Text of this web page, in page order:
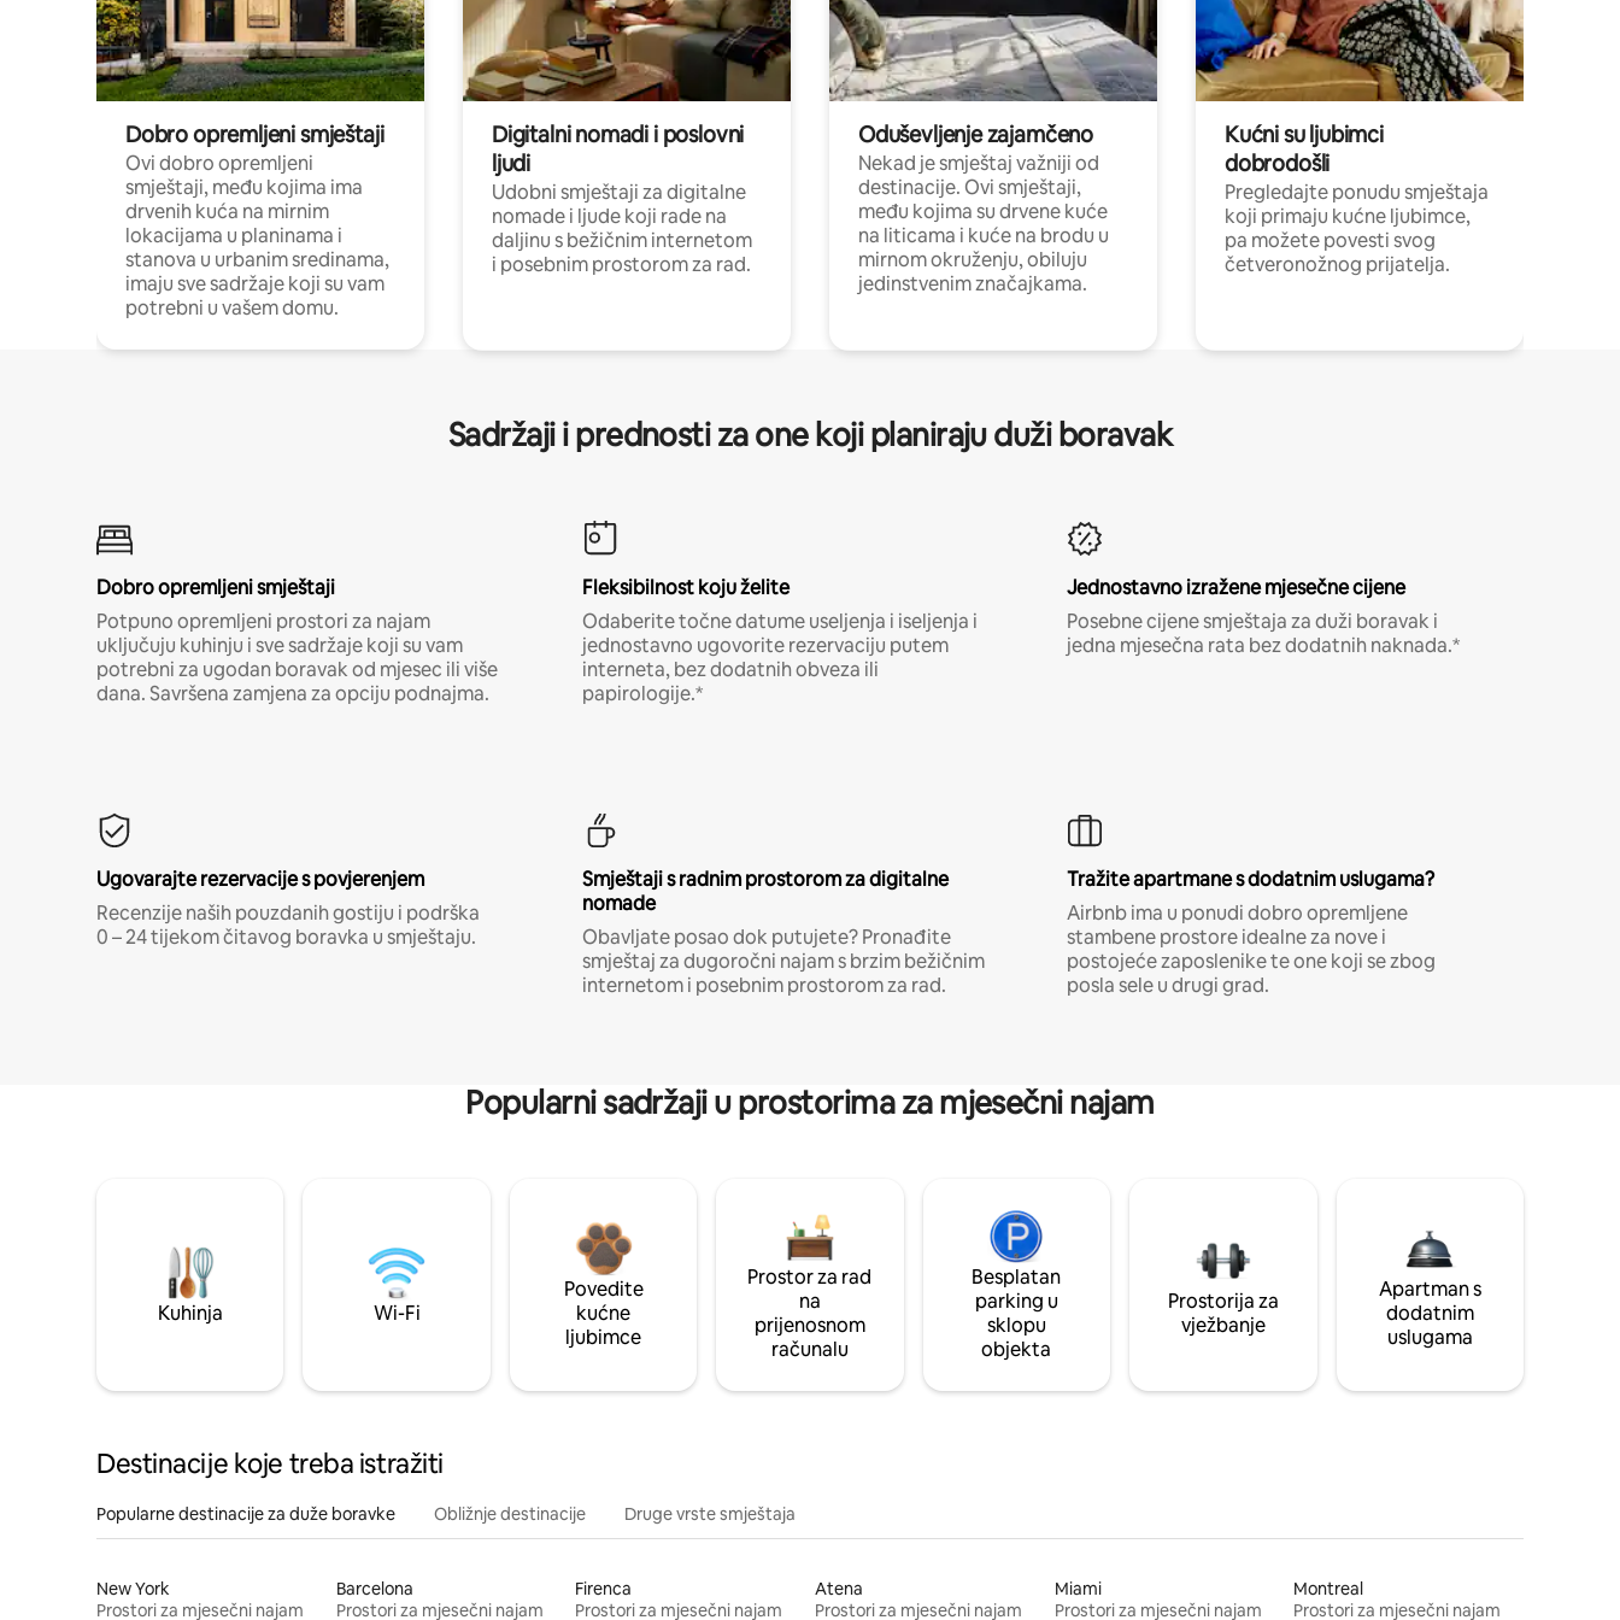
Dobro opremljeni smještaji
Ovi dobro opremljeni
smještaji, među kojima ima
drvenih kuća na mirnim
lokacijama u planinama i
stanova u urbanim sredinama,
imaju sve sadržaje koji su vam
potrebni u vašem domu.
Digitalni nomadi i poslovni
ljudi
Udobni smještaji za digitalne
nomade i ljude koji rade na
daljinu s bežičnim internetom
i posebnim prostorom za rad.
Oduševljenje zajamčeno
Nekad je smještaj važniji od
destinacije. Ovi smještaji,
među kojima su drvene kuće
na liticama i kuće na brodu u
mirnom okruženju, obiluju
jedinstvenim značajkama.
Kućni su ljubimci
dobrodošli
Pregledajte ponudu smještaja
koji primaju kućne ljubimce,
pa možete povesti svog
četveronožnog prijatelja.
Sadržaji i prednosti za one koji planiraju duži boravak
Dobro opremljeni smještaji
Potpuno opremljeni prostori za najam
uključuju kuhinju i sve sadržaje koji su vam
potrebni za ugodan boravak od mjesec ili više
dana. Savršena zamjena za opciju podnajma.
Fleksibilnost koju želite
Odaberite točne datume useljenja i iseljenja i
jednostavno ugovorite rezervaciju putem
interneta, bez dodatnih obveza ili
papirologije.*
Jednostavno izražene mjesečne cijene
Posebne cijene smještaja za duži boravak i
jedna mjesečna rata bez dodatnih naknada.*
Ugovarajte rezervacije s povjerenjem
Recenzije naših pouzdanih gostiju i podrška
0 – 24 tijekom čitavog boravka u smještaju.
Smještaji s radnim prostorom za digitalne
nomade
Obavljate posao dok putujete? Pronađite
smještaj za dugoročni najam s brzim bežičnim
internetom i posebnim prostorom za rad.
Tražite apartmane s dodatnim uslugama?
Airbnb ima u ponudi dobro opremljene
stambene prostore idealne za nove i
postojeće zaposlenike te one koji se zbog
posla sele u drugi grad.
Popularni sadržaji u prostorima za mjesečni najam
Kuhinja Wi-Fi
Povedite
kućne
ljubimce
Prostor za rad
na
prijenosnom
računalu
Besplatan
parking u
sklopu
objekta
Prostorija za
vježbanje
Apartman s
dodatnim
uslugama
Destinacije koje treba istražiti
Popularne destinacije za duže boravke Obližnje destinacije Druge vrste smještaja
New York
Prostori za mjesečni najam
Barcelona
Prostori za mjesečni najam
Firenca
Prostori za mjesečni najam
Atena
Prostori za mjesečni najam
Miami
Prostori za mjesečni najam
Montreal
Prostori za mjesečni najam